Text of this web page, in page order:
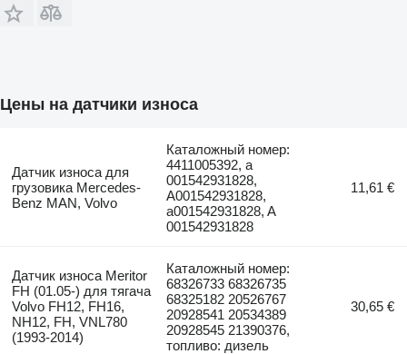
Цены на датчики износа
Датчик износа для
грузовика Mercedes-
Benz MAN, Volvo
Каталожный номер:
4411005392, a
001542931828,
A001542931828,
a001542931828, A
001542931828
11,61 €
Датчик износа Meritor
FH (01.05-) для тягача
Volvo FH12, FH16,
NH12, FH, VNL780
(1993-2014)
Каталожный номер:
68326733 68326735
68325182 20526767
20928541 20534389
20928545 21390376,
топливо: дизель
30,65 €